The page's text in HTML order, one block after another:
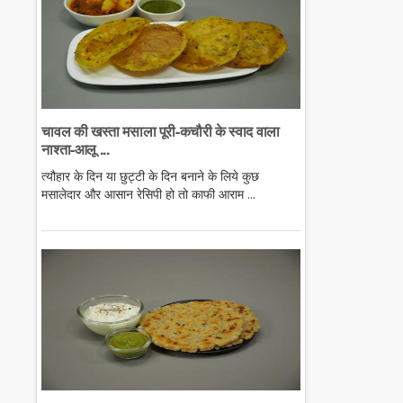
चावल की खस्ता मसाला पूरी-कचौरी के स्वाद वाला
नाश्ता-आलू ...
त्यौहार के दिन या छुट्टी के दिन बनाने के लिये कुछ
मसालेदार और आसान रेसिपी हो तो काफी आराम ...